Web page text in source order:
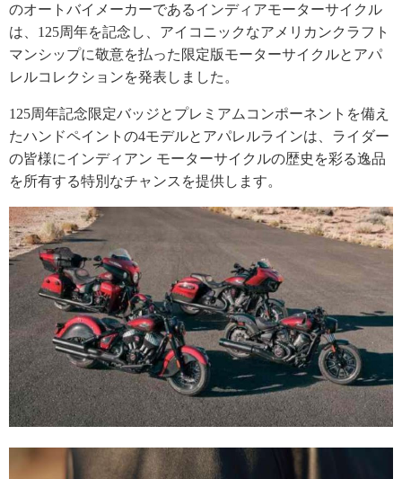
のオートバイメーカーであるインディアモーターサイクル
は、125周年を記念し、アイコニックなアメリカンクラフト
マンシップに敬意を払った限定版モーターサイクルとアパ
レルコレクションを発表しました。
125周年記念限定バッジとプレミアムコンポーネントを備え
たハンドペイントの4モデルとアパレルラインは、ライダー
の皆様にインディアン モーターサイクルの歴史を彩る逸品
を所有する特別なチャンスを提供します。